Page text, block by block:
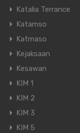
Katalia Terrance
Katamso
Katmaso
Kejaksaan
Kesawan
KIM 1
KIM 2
KIM 3
KIM 5